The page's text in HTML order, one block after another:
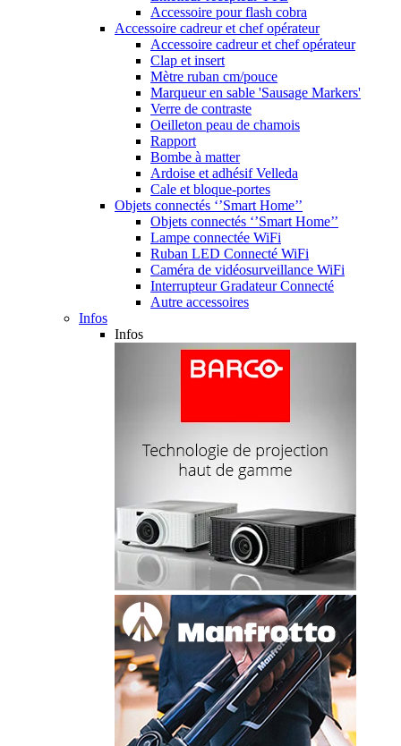
Accessoire pour flash cobra
Accessoire cadreur et chef opérateur
Accessoire cadreur et chef opérateur
Clap et insert
Mètre ruban cm/pouce
Marqueur en sable 'Sausage Markers'
Verre de contraste
Oeilleton peau de chamois
Rapport
Bombe à matter
Ardoise et adhésif Velleda
Cale et bloque-portes
Objets connectés ‘’Smart Home’’
Objets connectés ‘’Smart Home’’
Lampe connectée WiFi
Ruban LED Connecté WiFi
Caméra de vidéosurveillance WiFi
Interrupteur Gradateur Connecté
Autre accessoires
Infos
Infos